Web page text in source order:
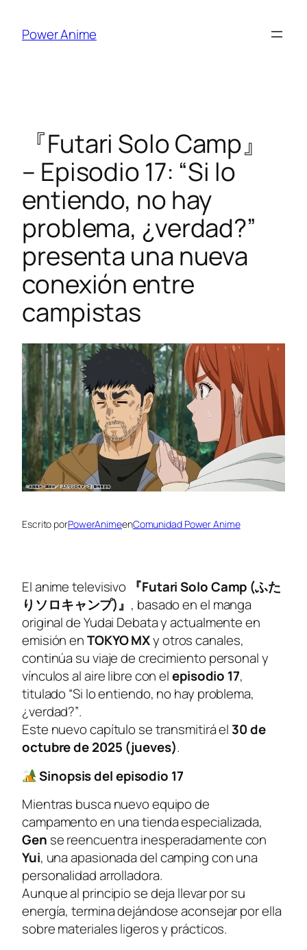
Power Anime
『Futari Solo Camp』
– Episodio 17: “Si lo
entiendo, no hay
problema, ¿verdad?”
presenta una nueva
conexión entre
campistas
Escrito porPowerAnimeenComunidad Power Anime
El anime televisivo
『Futari Solo Camp (ふた
りソロキャンプ)』 , basado en el manga
original de Yudai Debata y actualmente en
emisión enTOKYO MXy otros canales,
continúa su viaje de crecimiento personal y
vínculos al aire libre con elepisodio 17,
titulado “Si lo entiendo, no hay problema,
¿verdad?”.
Este nuevo capítulo se transmitirá el 30 de
octubre de 2025 (jueves).
Sinopsis del episodio 17
Mientras busca nuevo equipo de
campamento en una tienda especializada,
Gen se reencuentra inesperadamente con
Yui, una apasionada del camping con una
personalidad arrolladora.
Aunque al principio se deja llevar por su
energía, termina dejándose aconsejar por ella
sobre materiales ligeros y prácticos.